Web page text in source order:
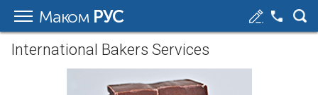
Маком РУС
International Bakers Services